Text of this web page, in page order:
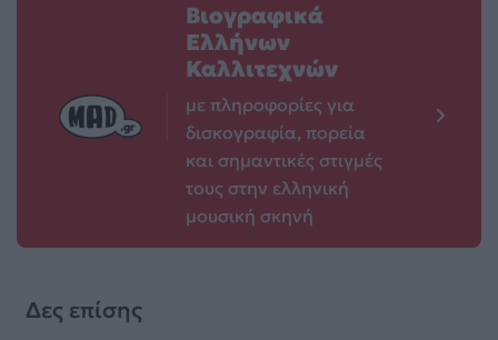
Βιογραφικά
Ελλήνων
Καλλιτεχνών
με πληροφορίες για
δισκογραφία, πορεία
και σημαντικές στιγμές
τους στην ελληνική
μουσική σκηνή
Δες επίσης